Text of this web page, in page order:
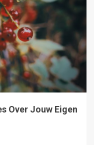
Over Jouw Eigen